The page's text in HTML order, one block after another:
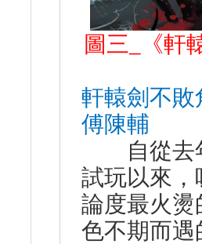
圖三 《
軒轅劍不
傅陳輔
自從去年
試玩以來
論度最火
色不期而